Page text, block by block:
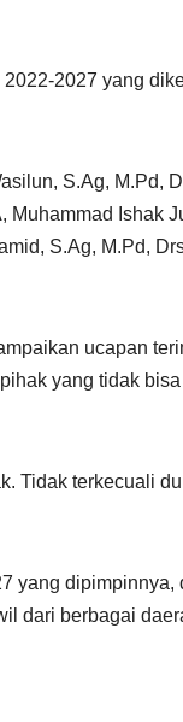
2027 yang
S.Ag, M.Pd,
Muhammad Ishak
S.Ag, M.Pd,
ucapan
yang tidak
Tidak terkecuali
yang dipimpinnya,
dari berbagai